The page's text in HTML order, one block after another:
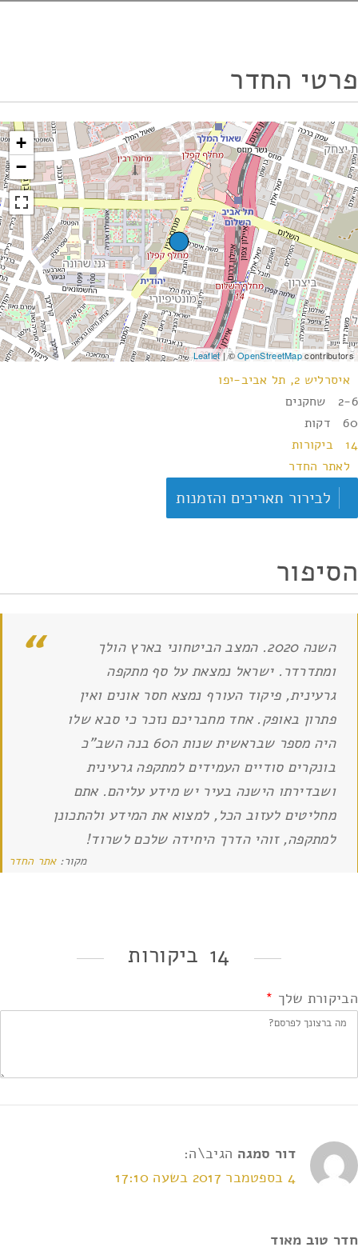
פרטי החדר
+
−
Leaflet| ©OpenStreetMapcontributors
איסרליש 2, תל אביב-יפו
2-6 שחקנים
60 דקות
14 ביקורות
לאתר החדר
לבירור תאריכים והזמנות
הסיפור
השנה 2020. המצב הביטחוני בארץ הולך
ומתדרדר. ישראל נמצאת על סף מתקפה
גרעינית, פיקוד העורף נמצא חסר אונים ואין
פתרון באופק. אחד מחבריכם נזכר כי סבא שלו
היה מספר שבראשית שנות ה60 בנה השב"כ
בונקרים סודיים העמידים למתקפה גרעינית
ושבדירתו הישנה בעיר יש מידע עליהם. אתם
מחליטים לעזוב הכל, למצוא את המידע ולהתכונן
למתקפה, זוהי הדרך היחידה שלכם לשרוד!
מקור:אתר החדר
14 ביקורות
הביקורת שלך *
דור סמגה הגיב\ה:
4 בספטמבר 2017 בשעה 17:10
חדר טוב מאוד